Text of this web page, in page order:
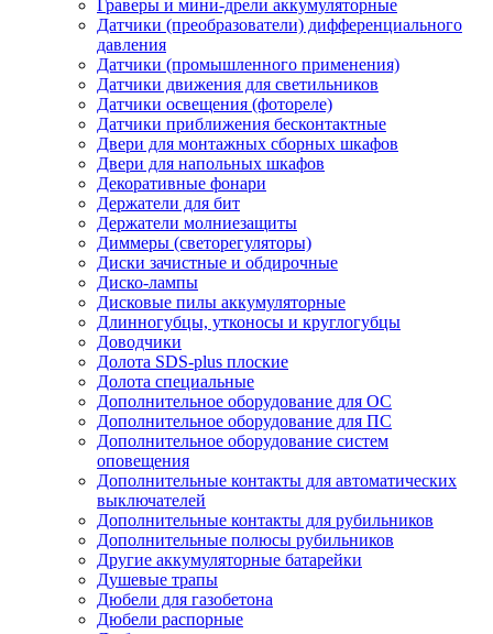
Граверы и мини-дрели аккумуляторные
Датчики (преобразователи) дифференциального
давления
Датчики (промышленного применения)
Датчики движения для светильников
Датчики освещения (фотореле)
Датчики приближения бесконтактные
Двери для монтажных сборных шкафов
Двери для напольных шкафов
Декоративные фонари
Держатели для бит
Держатели молниезащиты
Диммеры (светорегуляторы)
Диски зачистные и обдирочные
Диско-лампы
Дисковые пилы аккумуляторные
Длинногубцы, утконосы и круглогубцы
Доводчики
Долота SDS-plus плоские
Долота специальные
Дополнительное оборудование для ОС
Дополнительное оборудование для ПС
Дополнительное оборудование систем
оповещения
Дополнительные контакты для автоматических
выключателей
Дополнительные контакты для рубильников
Дополнительные полюсы рубильников
Другие аккумуляторные батарейки
Душевые трапы
Дюбели для газобетона
Дюбели распорные